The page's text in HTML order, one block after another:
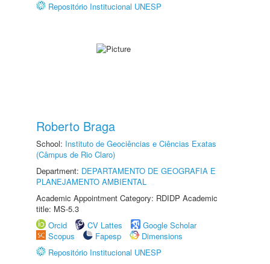
Repositório Institucional UNESP
Roberto Braga
School: Instituto de Geociências e Ciências Exatas
(Câmpus de Rio Claro)
Department: DEPARTAMENTO DE GEOGRAFIA E
PLANEJAMENTO AMBIENTAL
Academic Appointment Category: RDIDP Academic
title: MS-5.3
Orcid
CV Lattes
Google Scholar
Scopus
Fapesp
Dimensions
Repositório Institucional UNESP